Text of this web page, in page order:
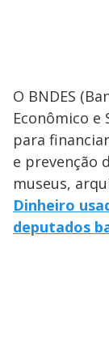
O BNDES
Econômico e
para
e prevenção
museus,
Dinheiro
deputados